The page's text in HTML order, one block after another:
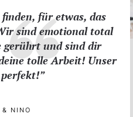
für etwas, das
sind emotional total
gerührt und sind dir
tolle Arbeit! Unser
& NINO